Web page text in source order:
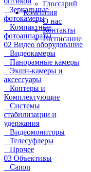
Глоссарий
Компания
О нас
Контакты
Расписание
Зеркальные
фотокамеры
Компактные
фотоаппараты
02 Видео оборудование
Видеокамеры
Панорамные камеры
Экшн-камеры и
аксессуары
Коптеры и
Комплектующие
Системы
стабилизации и
удержания
Видеомониторы
Телесуфлеры
Прочее
03 Объективы
Canon